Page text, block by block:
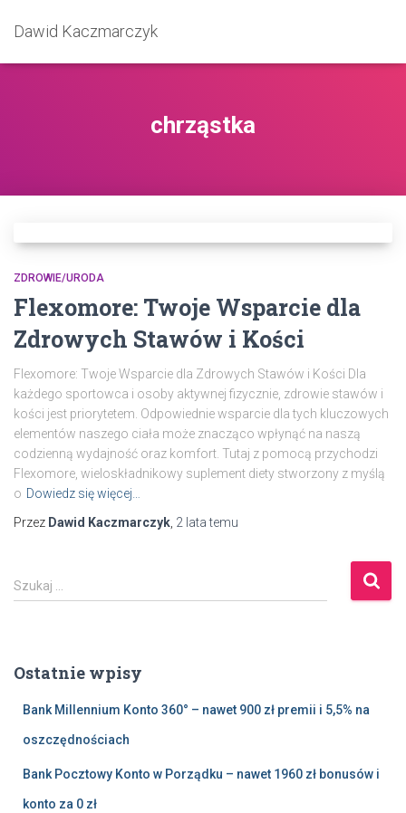
Dawid Kaczmarczyk
chrząstka
ZDROWIE/URODA
Flexomore: Twoje Wsparcie dla
Zdrowych Stawów i Kości
Flexomore: Twoje Wsparcie dla Zdrowych Stawów i Kości Dla
każdego sportowca i osoby aktywnej fizycznie, zdrowie stawów i
kości jest priorytetem. Odpowiednie wsparcie dla tych kluczowych
elementów naszego ciała może znacząco wpłynąć na naszą
codzienną wydajność oraz komfort. Tutaj z pomocą przychodzi
Flexomore, wieloskładnikowy suplement diety stworzony z myślą
o Dowiedz się więcej…
Przez Dawid Kaczmarczyk 2 latatemu
S
z
j
Szukaj …
Ostatnie wpisy
Bank Millennium Konto 360° – nawet 900 zł premii i 5,5% na
oszczędnościach
Bank Pocztowy Konto w Porządku – nawet 1960 zł bonusów i
konto za 0 zł